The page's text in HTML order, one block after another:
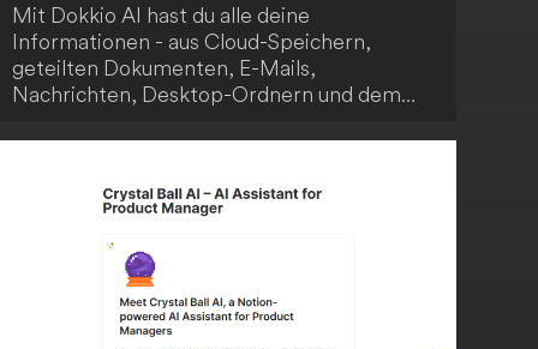
Mit Dokkio AI hast du alle deine
Informationen - aus Cloud-Speichern,
geteilten Dokumenten, E-Mails,
Nachrichten, Desktop-Ordnern und dem
Technologie von Dokkio taggt und
zu deinen individuellen Arbeitsweisen,
Suchvorgängen und Kollaborationsstilen
passen. Erleichtere dank künstlicher
Intelligenz das Auffinden und die
Organisation deiner Informationen.